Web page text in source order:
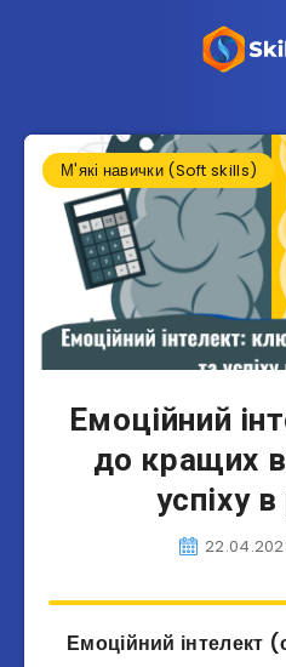
М'які навички (Soft skills)
Емоційний
до кращих
успіху
Емоційний інтелект